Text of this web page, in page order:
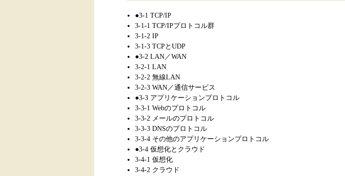
●3-1 TCP/IP
3-1-1 TCP/IPプロトコル群
3-1-2 IP
3-1-3 TCPとUDP
●3-2 LAN／WAN
3-2-1 LAN
3-2-2 無線LAN
3-2-3 WAN／通信サービス
●3-3 アプリケーションプロトコル
3-3-1 Webのプロトコル
3-3-2 メールのプロトコル
3-3-3 DNSのプロトコル
3-3-4 その他のアプリケーションプロトコル
●3-4 仮想化とクラウド
3-4-1 仮想化
3-4-2 クラウド